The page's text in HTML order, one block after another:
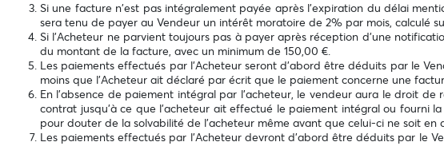
Si une facture n'est pas intégralement payée après l’expiration du délai
sera tenu de payer au Vendeur un intérêt moratoire de 2% par mois, calculé
Si l’Acheteur ne parvient toujours pas à payer après réception d’une
du montant de la facture, avec un minimum de 150,00 €.
Les paiements effectués par l’Acheteur seront d'abord être déduits par le
moins que l’Acheteur ait déclaré par écrit que le paiement concerne une
En l'absence de paiement intégral par l'acheteur, le vendeur aura le droit
contrat jusqu'à ce que l'acheteur ait effectué le paiement intégral ou fourni
pour douter de la solvabilité de l’acheteur même avant que celui-ci ne soit
Les paiements effectués par l’Acheteur devront d'abord être déduits par le